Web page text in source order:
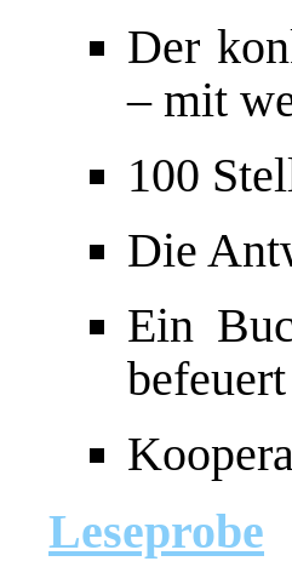
Der
– mit
100
Die
Ein
befeuert
Leseprobe